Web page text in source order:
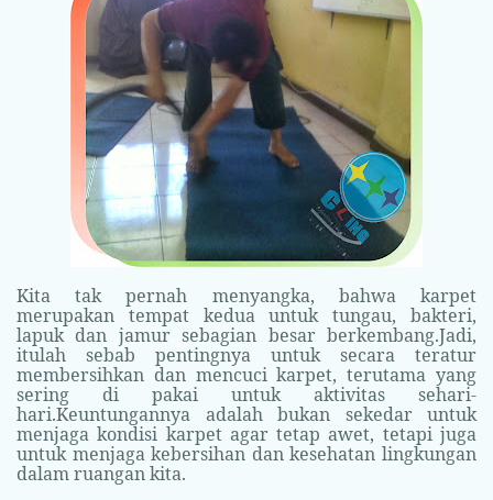
Kita tak pernah menyangka, bahwa karpet
merupakan tempat kedua untuk tungau, bakteri,
lapuk dan jamur sebagian besar berkembang.Jadi,
itulah sebab pentingnya untuk secara teratur
membersihkan dan mencuci karpet, terutama yang
sering di pakai untuk aktivitas sehari-
hari.Keuntungannya adalah bukan sekedar untuk
menjaga kondisi karpet agar tetap awet, tetapi juga
untuk menjaga kebersihan dan kesehatan lingkungan
dalam ruangan kita.